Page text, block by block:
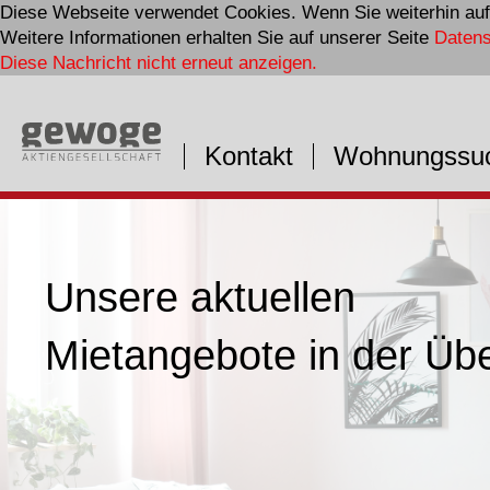
Diese Webseite verwendet Cookies. Wenn Sie weiterhin
Weitere Informationen erhalten Sie auf unserer Seite
Diese Nachricht nicht erneut anzeigen.
Kontakt
Unsere aktuellen
Mietangebote in der
Unser Team
> Experte techn. Gebäudeausrüstung